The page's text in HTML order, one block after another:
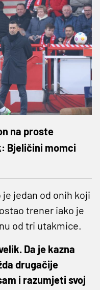
na proste
Bjeličini momci
jedan od onih koji
trener iako je
od tri utakmice.
Da je kazna
drugačije
i razumjeti svoj